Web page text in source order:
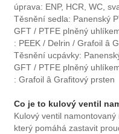
úprava: ENP, HCR, WC,
Těsnění sedla: Panenský
GFT / PTFE plněný
: PEEK / Delrin / Grafoil â
Těsnění ucpávky:
GFT / PTFE plněný
: Grafoil â Grafitový prsten
Co je to kulový ventil
Kulový ventil
který pomáhá zastavit